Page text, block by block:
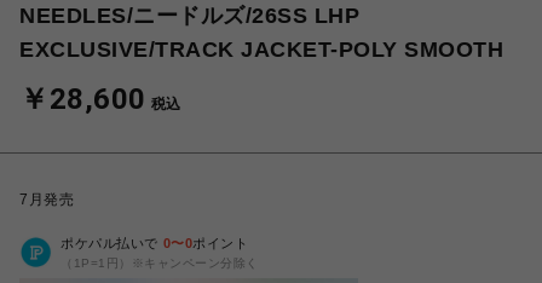
NEEDLES/ニードルズ/26SS LHP
EXCLUSIVE/TRACK JACKET-POLY SMOOTH
￥28,600 税込
7月発売
ポケパル払いで 0〜0ポイント
（1P=1円）※キャンペーン分除く